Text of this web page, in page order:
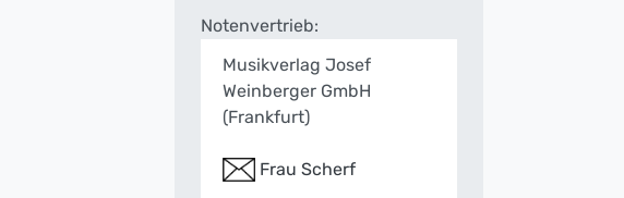
Notenvertrieb:
Musikverlag Josef
Weinberger GmbH
(Frankfurt)
Frau Scherf